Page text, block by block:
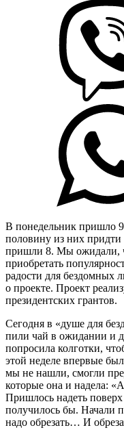
В понедельник пришло
половину из них
пришли 8. Мы ожидали,
приобретать
радости для бездомных
о проекте. Проект
президентских грантов.
Сегодня в «душе для
пили чай в ожидании и
попросила колготки,
этой неделе впервые
мы не нашли, смогли
которые она и надела:
Пришлось надеть
получилось бы. Начали
надо обрезать… И